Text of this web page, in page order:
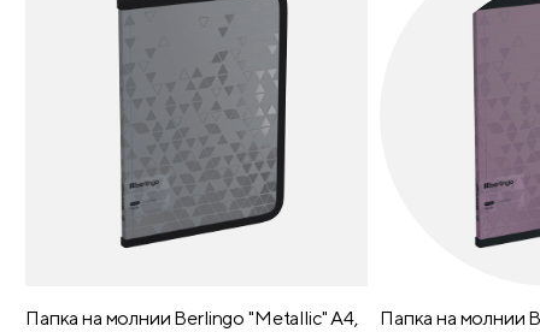
Папка на молнии Berlingo "Metallic" А4,
Папка на молнии